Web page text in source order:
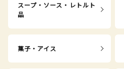
スープ・ソース・レトルト
品
菓子・アイス